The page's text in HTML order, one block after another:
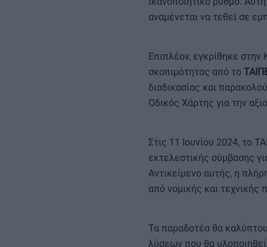
αναμένεται να τεθεί σε
Επιπλέον, εγκρίθηκε
σκοπιμότητας από το
διαδικασίας και
Οδικός Χάρτης για την
Στις 11 Ιουνίου 2024, το
εκτελεστικής σύμβασης
Αντικείμενο αυτής, η
από νομικής και τεχνικής
Τα παραδοτέα θα
λύσεων που θα